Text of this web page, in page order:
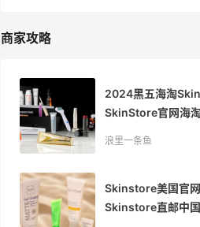
商家攻略
2024黑五海淘
SkinStore官网海
浪里一条鱼
Skinstore美国官
Skinstore直邮中